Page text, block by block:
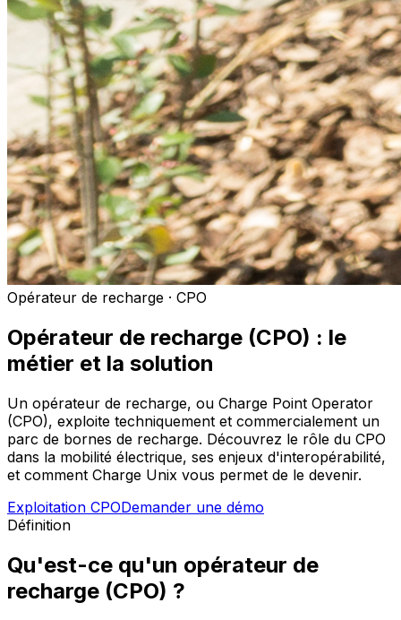
Opérateur de recharge · CPO
Opérateur de recharge (CPO) : le
métier et la solution
Un opérateur de recharge, ou Charge Point Operator
(CPO), exploite techniquement et commercialement un
parc de bornes de recharge. Découvrez le rôle du CPO
dans la mobilité électrique, ses enjeux d'interopérabilité,
et comment Charge Unix vous permet de le devenir.
Exploitation CPODemander une démo
Définition
Qu'est-ce qu'un opérateur de
recharge (CPO) ?